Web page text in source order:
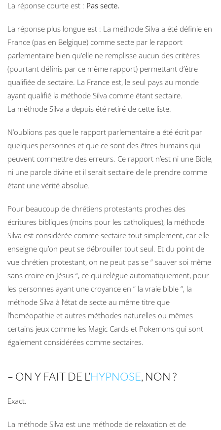
La réponse courte est : Pas secte.
La réponse plus longue est : La méthode Silva a été définie en
France (pas en Belgique) comme secte par le rapport
parlementaire bien qu’elle ne remplisse aucun des critères
(pourtant définis par ce même rapport) permettant d’être
qualifiée de sectaire. La France est, le seul pays au monde
ayant qualifié la méthode Silva comme étant sectaire.
La méthode Silva a depuis été retiré de cette liste.
N’oublions pas que le rapport parlementaire a été écrit par
quelques personnes et que ce sont des êtres humains qui
peuvent commettre des erreurs. Ce rapport n’est ni une Bible,
ni une parole divine et il serait sectaire de le prendre comme
étant une vérité absolue.
Pour beaucoup de chrétiens protestants proches des
écritures bibliques (moins pour les catholiques), la méthode
Silva est considérée comme sectaire tout simplement, car elle
enseigne qu’on peut se débrouiller tout seul. Et du point de
vue chrétien protestant, on ne peut pas se ” sauver soi même
sans croire en Jésus “, ce qui relègue automatiquement, pour
les personnes ayant une croyance en ” la vraie bible “, la
méthode Silva à l’état de secte au même titre que
l’homéopathie et autres méthodes naturelles ou mêmes
certains jeux comme les Magic Cards et Pokemons qui sont
également considérées comme sectaires.
– ON Y FAIT DE L’HYPNOSE, NON ?
Exact.
La méthode Silva est une méthode de relaxation et de